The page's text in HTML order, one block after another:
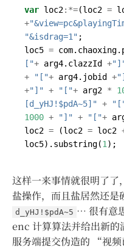
var loc2:*=(loc2 =
+
"&isdrag=1" ;
loc5 = com. chaoxing.
["+ arg4. clazzId +
+
"["+ arg4. jobid +
+"]" + "["+ arg2 *
[d_yHJ!$pdA~5]" +
1000 + "]" + "["+
loc2 = (loc2 = loc2
loc5). substring(1 );
这样一来事情就很明了了
盐操作，而且盐居然还是
d_yHJ!$pdA~5 … 很有意
enc 计算算法并给出新
服务端提交伪造的 “视频